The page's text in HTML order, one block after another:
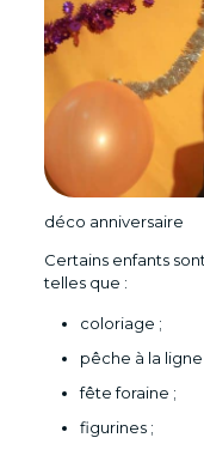
déco anniversaire
Certains enfants
telles que :
coloriage ;
pêche à la ligne
fête foraine ;
figurines ;